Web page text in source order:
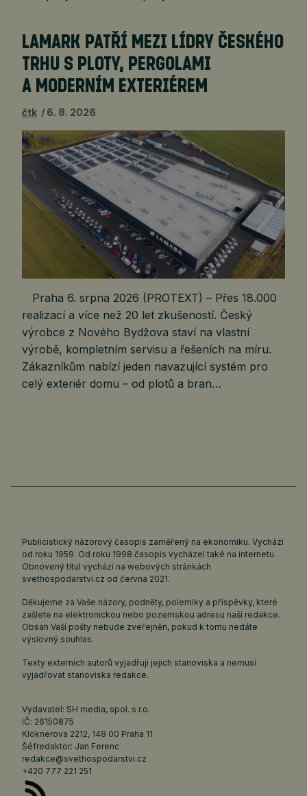
LAMARK PATŘÍ MEZI LÍDRY ČESKÉHO
TRHU S PLOTY, PERGOLAMI
A MODERNÍM EXTERIÉREM
čtk 6. 8. 2026
Praha 6. srpna 2026 (PROTEXT) – Přes 18.000
realizací a více než 20 let zkušeností. Český
výrobce z Nového Bydžova staví na vlastní
výrobě, kompletním servisu a řešeních na míru.
Zákazníkům nabízí jeden navazující systém pro
celý exteriér domu – od plotů a bran…
Publicistický názorový časopis zaměřený na ekonomiku. Vychází
od roku 1959. Od roku 1998 časopis vycházel také na internetu.
Obnovený titul vychází na webových stránkách
svethospodarstvi.cz od června 2021.
Děkujeme za Vaše názory, podněty, polemiky a příspěvky, které
zašlete na elektronickou nebo pozemskou adresu naší redakce.
Obsah Vaší pošty nebude zveřejněn, pokud k tomu nedáte
výslovný souhlas.
Texty externích autorů vyjadřují jejich stanoviska a nemusí
vyjadřovat stanoviska redakce.
Vydavatel: SH media, spol. s r.o.
IČ: 26150875
Kloknerova 2212, 148 00 Praha 11
Šéfredaktor: Jan Ferenc
redakce@svethospodarstvi.cz
+420 777 221 251